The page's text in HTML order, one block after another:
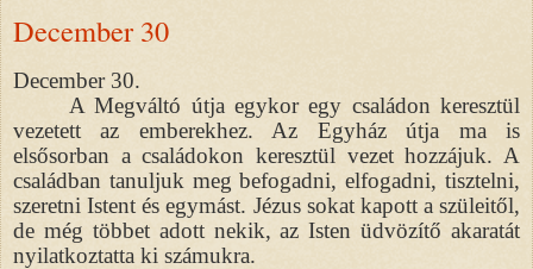
December 30
December 30.
A Megváltó útja egykor egy családon keresztül
vezetett az emberekhez. Az Egyház útja ma is
elsősorban a családokon keresztül vezet hozzájuk. A
családban tanuljuk meg befogadni, elfogadni, tisztelni,
szeretni Istent és egymást. Jézus sokat kapott a szüleitől,
de még többet adott nekik, az Isten üdvözítő akaratát
nyilatkoztatta ki számukra.